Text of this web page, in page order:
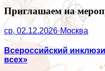
Приглашаем на
ср, 02.12.2026·Москва
Всероссийский
всех»